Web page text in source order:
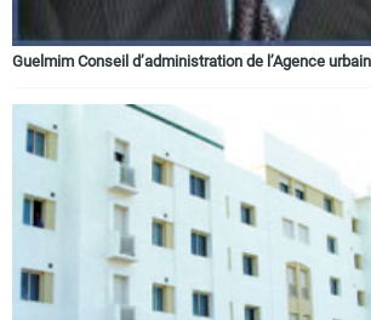
Guelmim Conseil d’administration de l’Agence